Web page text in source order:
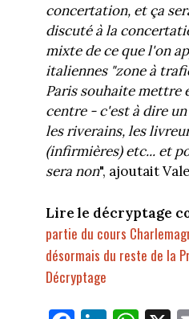
concertation, et ça
discuté à la
mixte de ce que l'on
italiennes "zone à
Paris souhaite mettre
centre - c'est à dire
les riverains, les
(infirmières) etc... et
sera non", ajoutait
Lire le décryptage
partie du cours
désormais du reste de la
Décryptage